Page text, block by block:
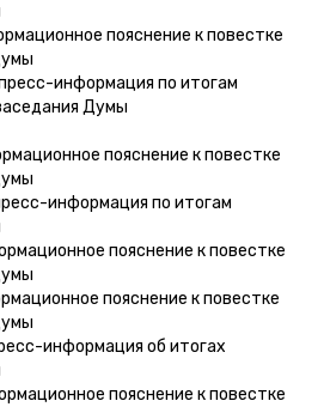
пояснение к повестке
информация по итогам
Думы
пояснение к повестке
информация по итогам
пояснение к повестке
пояснение к повестке
информация об итогах
пояснение к повестке